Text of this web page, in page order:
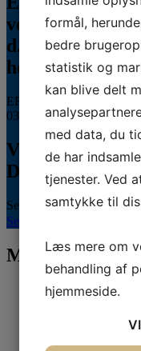
d.8.+9.+10.
herunder.
ERFA 2026...
03.08.2026
Dyrehospital
Se stillingsopslaget her...
Se hele kalenderen
Mød vores
formål,
bedre
statistik og
kan blive delt
med data, du
de har
tjenester. Ved
samtykke til
Læs mere om
behandling af
hjemmeside.